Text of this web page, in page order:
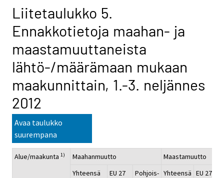
Liitetaulukko 5.
Ennakkotietoja maahan- ja
maastamuuttaneista
lähtö-/määrämaan mukaan
maakunnittain, 1.-3. neljännes
2012
Avaa taulukko
suurempana
Alue/maakunta 1) Maahanmuutto
Maastamuutto
Yhteensä
EU 27
Pohjois- Yhteensä EU 27